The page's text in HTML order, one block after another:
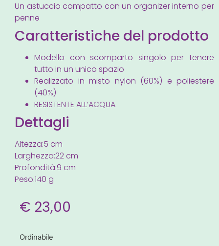
Un astuccio compatto con un organizer interno per
penne
Caratteristiche del prodotto
Modello con scomparto singolo per tenere
tutto in un unico spazio
Realizzato in misto nylon (60%) e poliestere
(40%)
RESISTENTE ALL’ACQUA
Dettagli
Altezza:5 cm
Larghezza:22 cm
Profondità:9 cm
Peso:140 g
€ 23,00
Ordinabile